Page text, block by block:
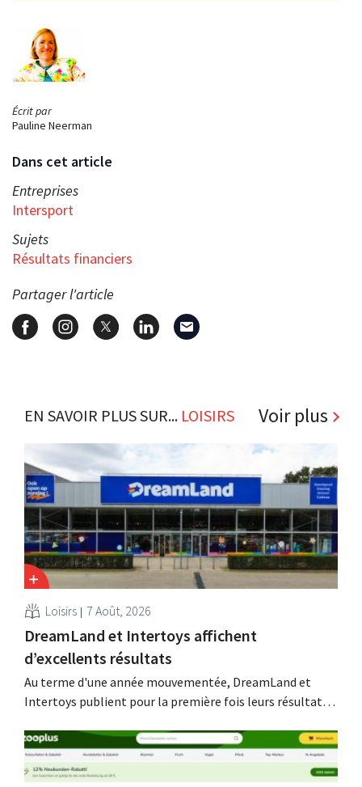
Écrit par
Pauline Neerman
Dans cet article
Entreprises
Intersport
Sujets
Résultats financiers
Partager l'article
EN SAVOIR PLUS SUR... LOISIRS Voir plus
Loisirs 7 Août, 2026
DreamLand et Intertoys affichent
d’excellents résultats
Au terme d'une année mouvementée, DreamLand et
Intertoys publient pour la première fois leurs résultats
qui parle d'un « résultat historiquement solide ».